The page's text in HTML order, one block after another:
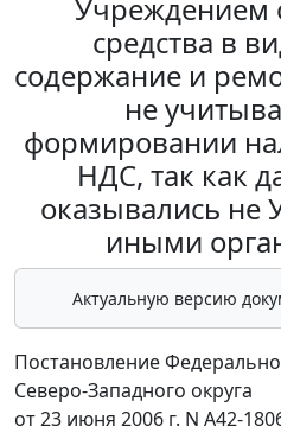
Учреждением
средства в
содержание и
не
формировании
НДС, так как
оказывались не
иными
Актуальную версию
Постановление
Северо-Западного округа
от 23 июня 2006 г. N А42-